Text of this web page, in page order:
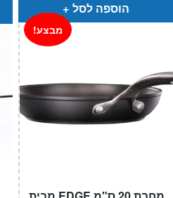
הוספה לסל
מבצע!